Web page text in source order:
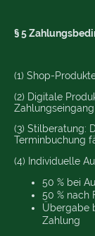
§ 5
(1) Shop-
(2) Digitale
(3) Stilberatung:
Terminbuchung
(4) Individuelle
50 % bei
50 % nach
Übergabe
Zahlung